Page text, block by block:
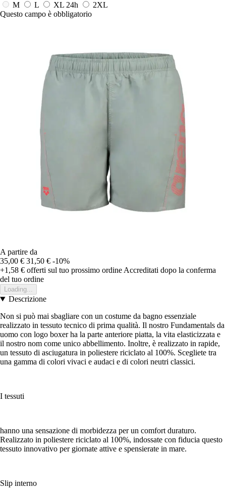
M
L XL 24h
2XL
Questo campo è obbligatorio
A partire da
35,00 € 31,50 € -10%
+1,58 € offerti sul tuo prossimo ordine Accreditati dopo la conferma
del tuo ordine
Loading...
Descrizione
Non si può mai sbagliare con un costume da bagno essenziale
realizzato in tessuto tecnico di prima qualità. Il nostro Fundamentals da
uomo con logo boxer ha la parte anteriore piatta, la vita elasticizzata e
il nostro nom come unico abbellimento. Inoltre, è realizzato in rapide,
un tessuto di asciugatura in poliestere riciclato al 100%. Scegliete tra
una gamma di colori vivaci e audaci e di colori neutri classici.
I tessuti
hanno una sensazione di morbidezza per un comfort duraturo.
Realizzato in poliestere riciclato al 100%, indossate con fiducia questo
tessuto innovativo per giornate attive e spensierate in mare.
Slip interno